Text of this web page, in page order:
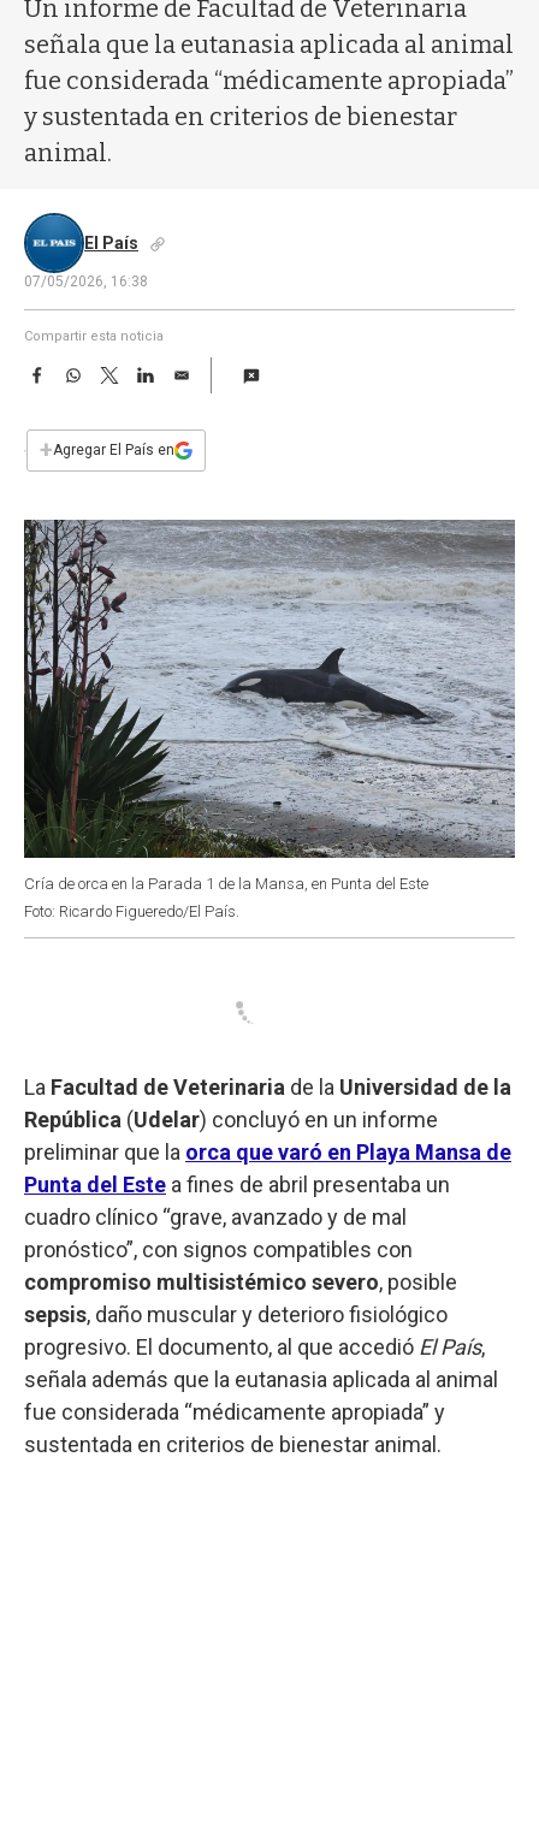
Un informe de Facultad de Veterinaria
señala que la eutanasia aplicada al animal
fue considerada “médicamente apropiada”
y sustentada en criterios de bienestar
animal.
El País
07/05/2026, 16:38
Compartir esta noticia
F
e
b
k
W
s
p
T
w
t
L
n
E
i
l
+Agregar El País en
Cría de orca en la Parada 1 de la Mansa, en Punta del Este
Foto: Ricardo Figueredo/El País.
La Facultad de Veterinaria de la Universidad de la
República (Udelar) concluyó en un informe
preliminar que la orca que varó en Playa Mansa de
Punta del Este a fines de abril presentaba un
cuadro clínico “grave, avanzado y de mal
pronóstico”, con signos compatibles con
compromiso multisistémico severo, posible
sepsis, daño muscular y deterioro fisiológico
progresivo. El documento, al que accedió El País,
señala además que la eutanasia aplicada al animal
fue considerada “médicamente apropiada” y
sustentada en criterios de bienestar animal.